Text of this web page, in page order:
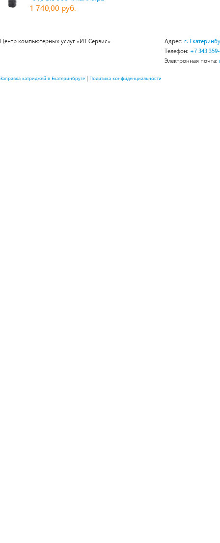
1 740,00 руб.
Центр компьютерных услуг «ИТ Сервис» Адрес: г.
Телефон: +7 343
Электронная почта:
Заправка катриджей в Екатеринбруге | Политика конфиденциальности